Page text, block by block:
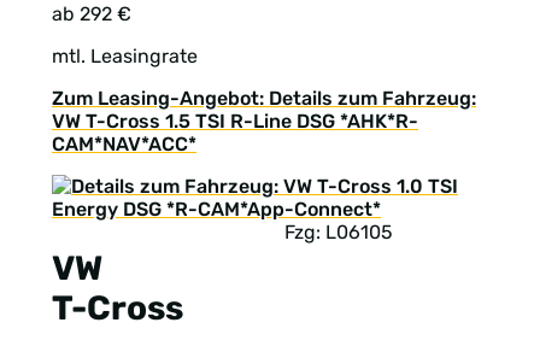
ab 292 €
mtl. Leasingrate
Zum Leasing-Angebot: Details zum Fahrzeug:
VW T-Cross 1.5 TSI R-Line DSG *AHK*R-
CAM*NAV*ACC*
VW
T-Cross
Fzg: L06105